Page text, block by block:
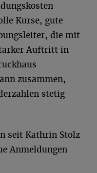
Kurse, gute
die mit
Auftritt in
zusammen,
stetig
seit Kathrin Stolz
Anmeldungen